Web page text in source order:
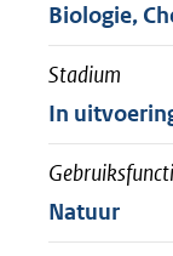
Biologie,
Stadium
In
Natuur